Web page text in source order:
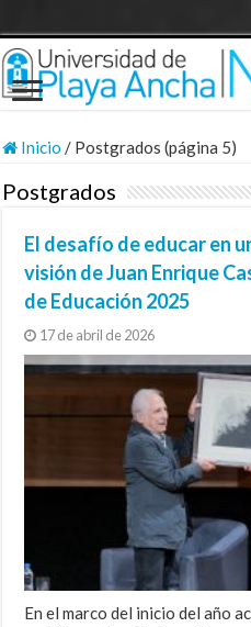
Inicio / Postgrados (página 5)
Postgrados
El desafío de educar en
visión de Juan Enrique
de Educación 2025
17 de abril de 2026
En el marco del inicio del año